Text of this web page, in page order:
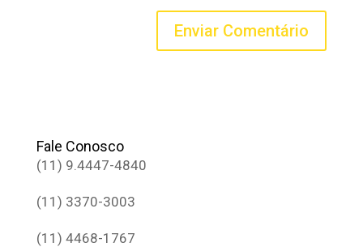
Fale Conosco
(11) 9.4447-4840
(11) 3370-3003
(11) 4468-1767